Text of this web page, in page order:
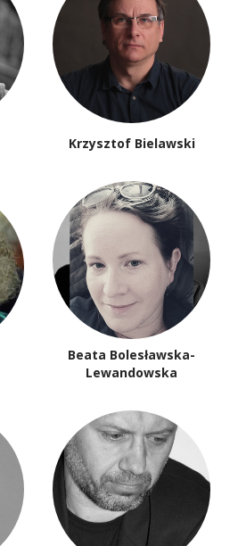
Krzysztof Bielawski
Beata Bolesławska-
Lewandowska